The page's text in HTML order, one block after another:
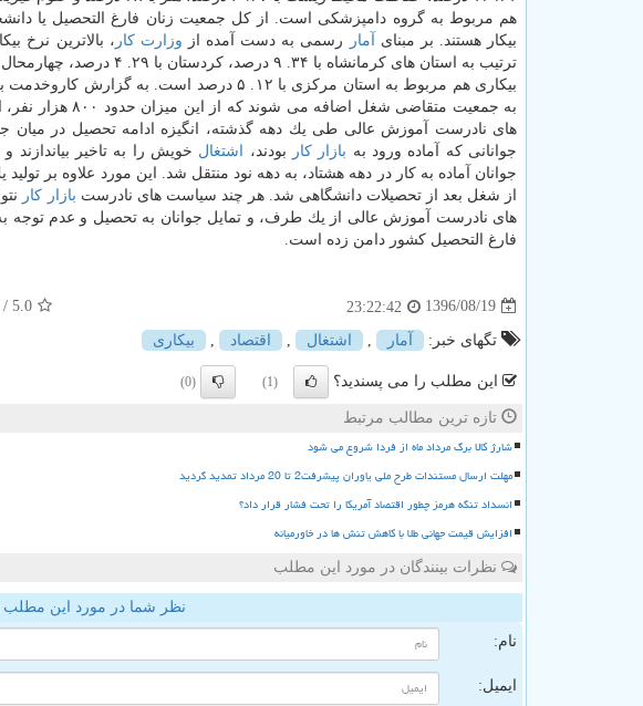
بیكار هستند. بر مبنای
آمار رسمی به دست آمده از وزارت كار ، بالاترین نرخ
بیكاری هم مربوط به استان مركزی با ۱۲. ۵ درصد
به جمعیت متقاضی
های نادرست آموزش عالی طی یك دهه گذشته، انگیزه ادامه تحصیل در میان
جوانانی كه آماده ورود به بازار كار بودند، اشتغال خویش را به تاخیر بیاندازند
جوانان آماده به كار در دهه هشتاد، به دهه نود منتقل شد. این مورد علاوه بر
از شغل بعد از تحصیلات دانشگاهی شد. هر چند سیاست های نادرست بازار كار
های نادرست آموزش عالی از یك طرف، و تمایل جوانان به تحصیل و عدم توجه
فارغ التحصیل كشور دامن زده است.
1396/08/19
23:22:42
5.0
5
تگهای خبر: آمار اشتغال اقتصاد بیكاری
این مطلب را می پسندید؟ (1)
(0)
تازه ترین مطالب مرتبط
شارژ کالا برگ مرداد ماه از فردا شروع می شود
مهلت ارسال مستندات طرح ملی یاوران پیشرفت2 تا 20 مرداد تمدید گردید
انسداد تنگه هرمز چطور اقتصاد آمریکا را تحت فشار قرار داد؟
افزایش قیمت جهانی طلا با کاهش تنش ها در خاورمیانه
نظرات بینندگان در مورد این مطلب
نظر شما در مورد این
نام:
ایمیل: